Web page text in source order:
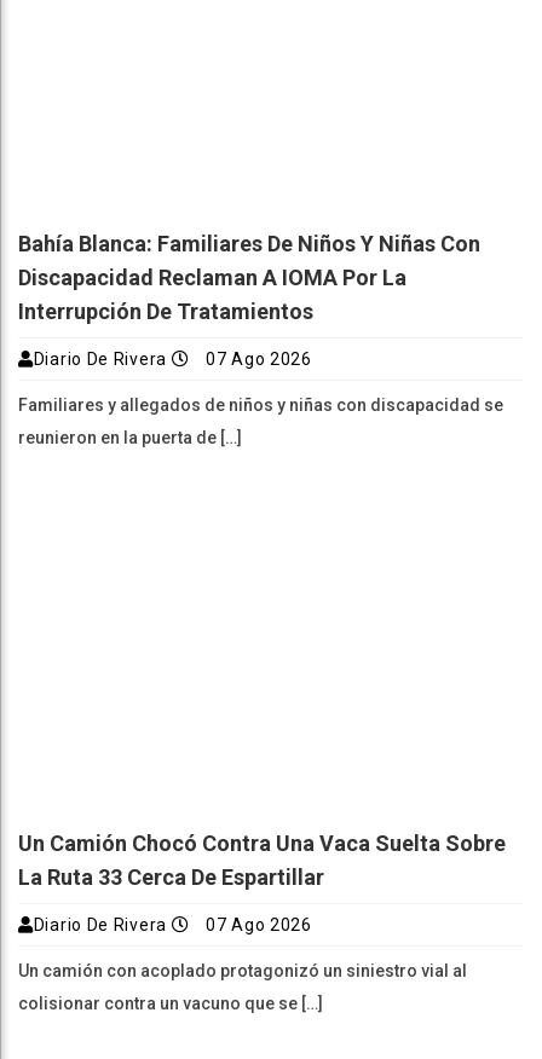
Bahía Blanca: Familiares De Niños Y Niñas Con
Discapacidad Reclaman A IOMA Por La
Interrupción De Tratamientos
Diario De Rivera 07 Ago 2026
Familiares y allegados de niños y niñas con discapacidad se
reunieron en la puerta de […]
Un Camión Chocó Contra Una Vaca Suelta Sobre
La Ruta 33 Cerca De Espartillar
Diario De Rivera 07 Ago 2026
Un camión con acoplado protagonizó un siniestro vial al
colisionar contra un vacuno que se […]